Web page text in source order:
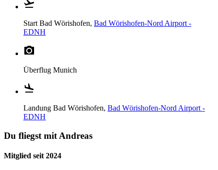
Start Bad Wörishofen, Bad Wörishofen-Nord Airport -
EDNH
Überflug Munich
Landung Bad Wörishofen, Bad Wörishofen-Nord Airport -
EDNH
Du fliegst mit Andreas
Mitglied seit 2024